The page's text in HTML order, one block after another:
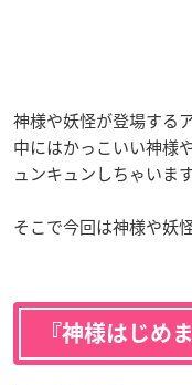
神様や妖怪が登場する
中にはかっこいい神様
ュンキュンしちゃいま
そこで今回は神様や妖
『神様はじめ